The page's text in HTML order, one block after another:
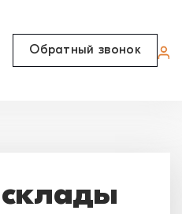
Обратный звонок